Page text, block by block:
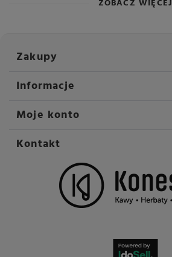
ZOBACZ WIĘCEJ
Zakupy
Informacje
Moje konto
Kontakt